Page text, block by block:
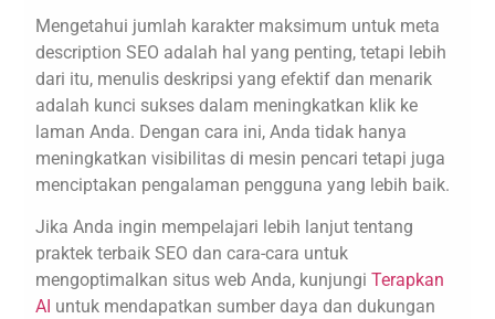
Mengetahui jumlah karakter maksimum untuk meta
description SEO adalah hal yang penting, tetapi lebih
dari itu, menulis deskripsi yang efektif dan menarik
adalah kunci sukses dalam meningkatkan klik ke
laman Anda. Dengan cara ini, Anda tidak hanya
meningkatkan visibilitas di mesin pencari tetapi juga
menciptakan pengalaman pengguna yang lebih baik.
Jika Anda ingin mempelajari lebih lanjut tentang
praktek terbaik SEO dan cara-cara untuk
mengoptimalkan situs web Anda, kunjungiTerapkan
AI untuk mendapatkan sumber daya dan dukungan